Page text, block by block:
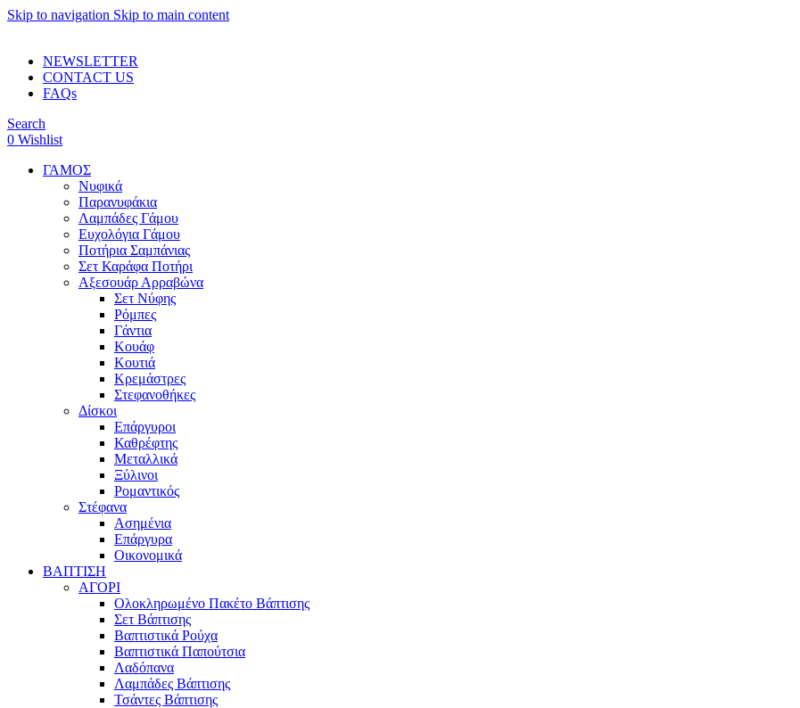
Skip to navigation Skip to main content
NEWSLETTER
CONTACT US
FAQs
Search
0 Wishlist
ΓΑΜΟΣ
Νυφικά
Παρανυφάκια
Λαμπάδες Γάμου
Ευχολόγια Γάμου
Ποτήρια Σαμπάνιας
Σετ Καράφα Ποτήρι
Αξεσουάρ Αρραβώνα
Σετ Νύφης
Ρόμπες
Γάντια
Κουάφ
Κουτιά
Κρεμάστρες
Στεφανοθήκες
Δίσκοι
Επάργυροι
Καθρέφτης
Μεταλλικά
Ξύλινοι
Ρομαντικός
Στέφανα
Ασημένια
Επάργυρα
Οικονομικά
ΒΑΠΤΙΣΗ
ΑΓΟΡΙ
Ολοκληρωμένο Πακέτο Βάπτισης
Σετ Βάπτισης
Βαπτιστικά Ρούχα
Βαπτιστικά Παπούτσια
Λαδόπανα
Λαμπάδες Βάπτισης
Τσάντες Βάπτισης